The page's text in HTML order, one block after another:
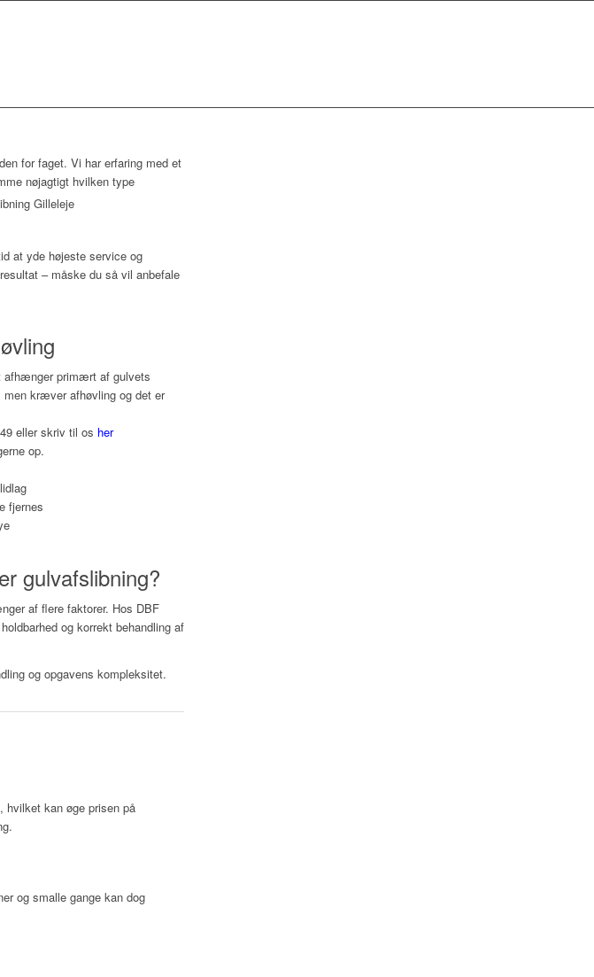
for faget. Vi har erfaring med et
nøjagtigt hvilken type
at yde højeste service og
– måske du så vil anbefale
afhænger primært af gulvets
kræver afhøvling og det er
eller skriv til os her
op.
fjernes
gulvafslibning?
af flere faktorer. Hos DBF
og korrekt behandling af
og opgavens kompleksitet.
hvilket kan øge prisen på
og smalle gange kan dog